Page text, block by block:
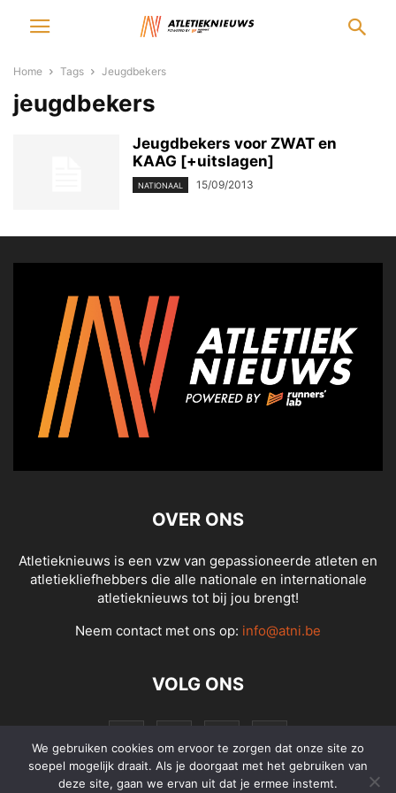
Home Tags Jeugdbekers
jeugdbekers
Jeugdbekers voor ZWAT en
KAAG [+uitslagen]
NATIONAAL 15/09/2013
OVER ONS
Atletieknieuws is een vzw van gepassioneerde atleten en
atletiekliefhebbers die alle nationale en internationale
atletieknieuws tot bij jou brengt!
Neem contact met ons op: info@atni.be
VOLG ONS
We gebruiken cookies om ervoor te zorgen dat onze site zo
soepel mogelijk draait. Als je doorgaat met het gebruiken van
deze site, gaan we ervan uit dat je ermee instemt.